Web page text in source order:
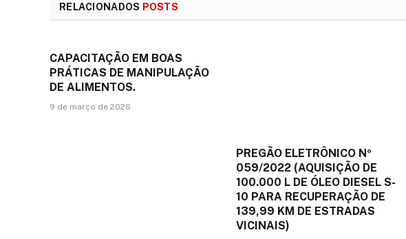
RELACIONADOS POSTS
CAPACITAÇÃO EM BOAS
PRÁTICAS DE MANIPULAÇÃO
DE ALIMENTOS.
9 de março de 2026
PREGÃO ELETRÔNICO Nº
059/2022 (AQUISIÇÃO DE
100.000 L DE ÓLEO DIESEL S-
10 PARA RECUPERAÇÃO DE
139,99 KM DE ESTRADAS
VICINAIS)